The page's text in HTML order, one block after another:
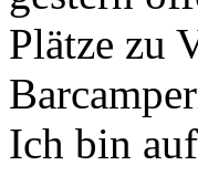
Plätze zu
Ich bin